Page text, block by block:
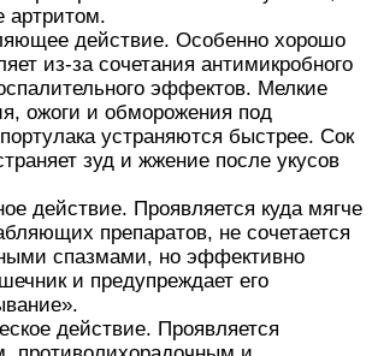
артритом.
действие. Особенно хорошо
из-за сочетания антимикробного
эффектов. Мелкие
ожоги и обморожения под
устраняются быстрее. Сок
зуд и жжение после укусов
действие. Проявляется куда мягче
препаратов, не сочетается
спазмами, но эффективно
и предупреждает его
действие. Проявляется